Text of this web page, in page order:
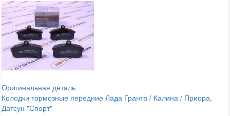
Оригинальная деталь
Колодки тормозные передние Лада Гранта / Калина / Приора,
Датсун "Спорт"